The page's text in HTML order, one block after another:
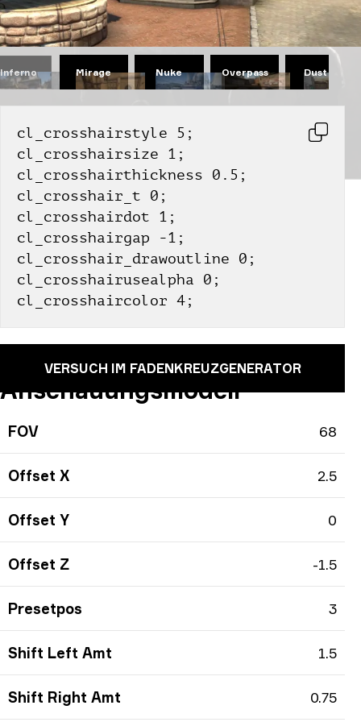
Inferno Mirage Nuke Overpass Dust II
cl_crosshairstyle 5;
cl_crosshairsize 1;
cl_crosshairthickness 0.5;
cl_crosshair_t 0;
cl_crosshairdot 1;
cl_crosshairgap -1;
cl_crosshair_drawoutline 0;
cl_crosshairusealpha 0;
cl_crosshaircolor 4;
VERSUCH IM FADENKREUZGENERATOR
Anschauungsmodell
FOV 68
Offset X 2.5
Offset Y 0
Offset Z -1.5
Presetpos 3
Shift Left Amt 1.5
Shift Right Amt 0.75